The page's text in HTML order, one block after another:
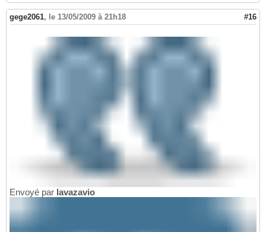
gege2061, le 13/05/2009 à 21h18 #16
Envoyé par lavazavio